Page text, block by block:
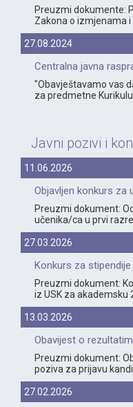
Preuzmi dokumente:
Zakona o izmjenama i
27.08.2024
Centralna javna
"Obavještavamo vas
za predmetne
Javni pozivi i
11.06.2026
Objavljen konkurs za
Preuzmi dokument:
učenika/ca u prvi
27.03.2026
Konkurs za
Preuzmi dokument:
iz USK za akademsku
13.03.2026
Obavijest o
Preuzmi dokument:
poziva za prijavu
27.02.2026